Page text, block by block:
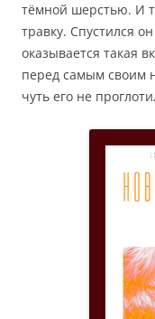
тёмной шерстью. И
травку. Спустился
оказывается такая
перед самым своим
чуть его не